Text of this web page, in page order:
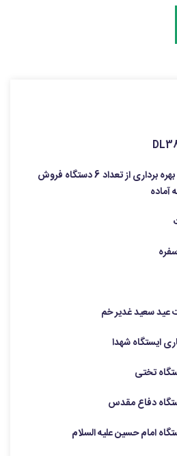
اجاره فضا جهت استقرار و بهره برداری از تعداد 6 دستگاه فروش
آماده
عید سعید غدیر خم
ایستگاه شهدا
تختی
دفاع مقدس
امام حسین علیه السلام